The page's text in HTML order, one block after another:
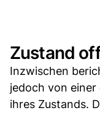
Zustand
Inzwischen
jedoch von
ihres Zustands.